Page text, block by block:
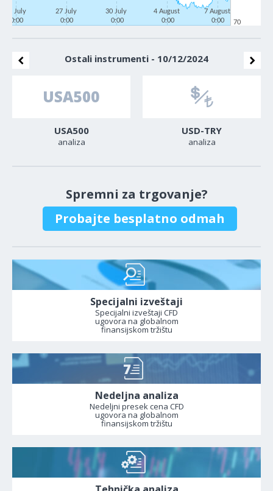
22 July
0:00
27 July
0:00
30 July
0:00
4 August
0:00
7 August
0:00
70
Ostali instrumenti - 10/12/2024
USA500
analiza
USD-TRY
analiza
Spremni za trgovanje?
Probajte besplatno odmah
Specijalni izveštaji
Specijalni izveštaji CFD
ugovora na globalnom
finansijskom tržištu
Nedeljna analiza
Nedeljni presek cena CFD
ugovora na globalnom
finansijskom tržištu